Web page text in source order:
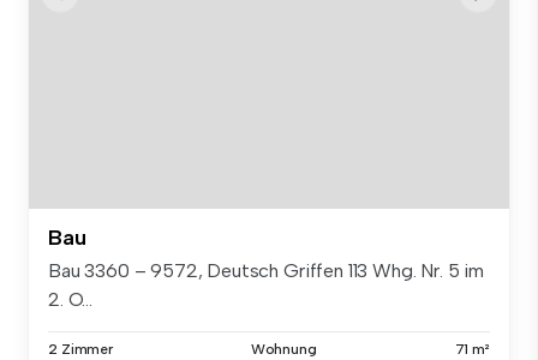
Bau
Bau 3360 – 9572, Deutsch Griffen 113 Whg. Nr. 5 im
2. O...
2 Zimmer Wohnung 71 m²